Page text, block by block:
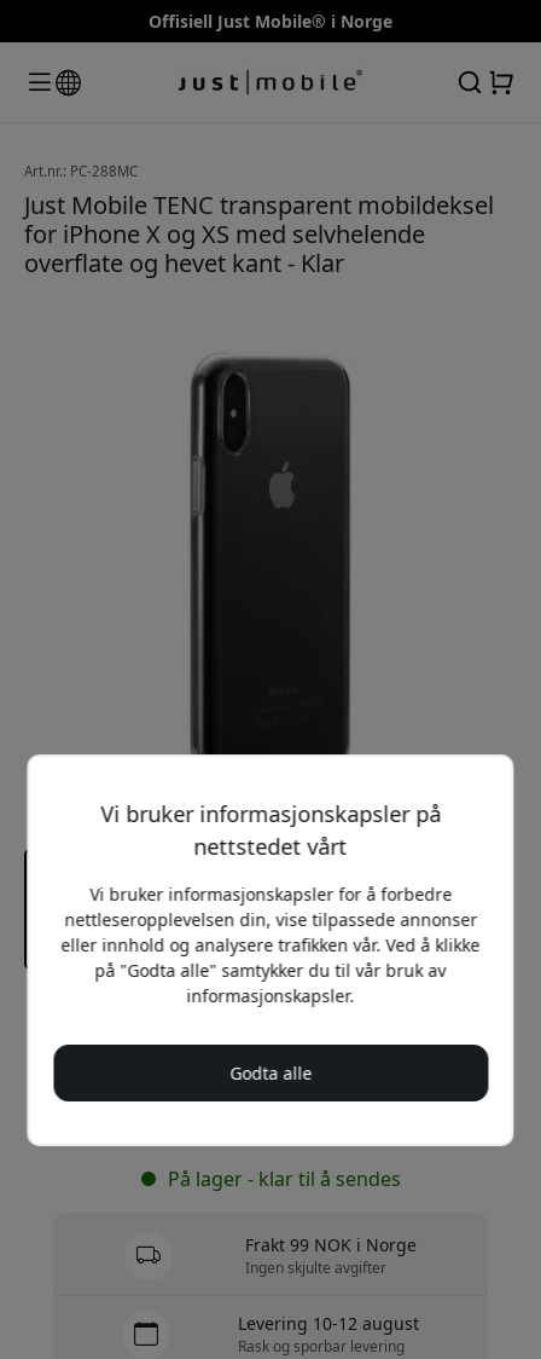
Offisiell Just Mobile® i Norge
Art.nr.: PC-288MC
Just Mobile TENC transparent mobildeksel
for iPhone X og XS med selvhelende
overflate og hevet kant - Klar
Anbefalt pris
149 NOK
På lager - klar til å sendes
Frakt 99 NOK i Norge
Ingen skjulte avgifter
Levering 10-12 august
Rask og sporbar levering
Vi bruker informasjonskapsler på
nettstedet vårt
Vi bruker informasjonskapsler for å forbedre
nettleseropplevelsen din, vise tilpassede annonser
eller innhold og analysere trafikken vår. Ved å klikke
på "Godta alle" samtykker du til vår bruk av
informasjonskapsler.
Godta alle